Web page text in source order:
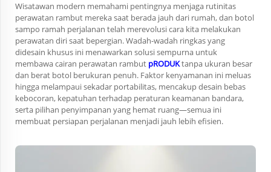
Wisatawan modern memahami pentingnya menjaga rutinitas
perawatan rambut mereka saat berada jauh dari rumah, dan botol
sampo ramah perjalanan telah merevolusi cara kita melakukan
perawatan diri saat bepergian. Wadah-wadah ringkas yang
didesain khusus ini menawarkan solusi sempurna untuk
membawa cairan perawatan rambut pRODUKtanpa ukuran besar
dan berat botol berukuran penuh. Faktor kenyamanan ini meluas
hingga melampaui sekadar portabilitas, mencakup desain bebas
kebocoran, kepatuhan terhadap peraturan keamanan bandara,
serta pilihan penyimpanan yang hemat ruang—semua ini
membuat persiapan perjalanan menjadi jauh lebih efisien.